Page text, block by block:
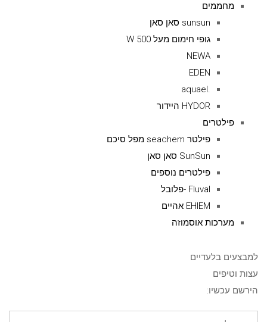
מחממים
sunsun סאן סאן
גופי חימום מעל 500 W
NEWA
EDEN
.aquael
HYDOR היידור
פילטרים
פילטר seachem מפל סיכם
SunSun סאן סאן
פילטרים נוספים
Fluval -פלובל
EHIEM אהיים
מערכות אוסמוזה
למבצעים בלעדיים
עצות וטיפים
הירשם עכשיו: